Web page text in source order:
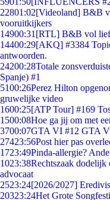
22801:02[Videoland] B&B
vooruitkijkers
14900:31 [RTL] B&B vol
14400:29[AKQ] #3384
antwoorden.
24200:28Totale
Spanje) #1
5100:26Perez Hilton
gruwelijke video
1600:25[ATP Tour] #169
1500:08Hoe ga jij om met
3700:07GTA VI #12 GTA
27423:56Post hier pas
1723:49Pinda-allergie?
1023:38Rechtszaak dodelijk
advocaat
2523:24[2026/2027]
20323:24Het Grote